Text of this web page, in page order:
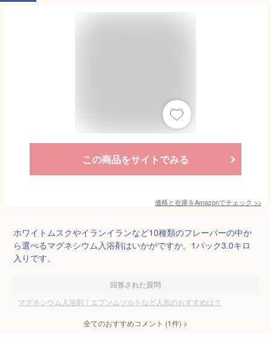
この商品をサイトでみる
価格と在庫をAmazonでチェック >>
ホワイトムスクやイランイランなど10種類のフレーバーの中か
ら選べるマグネシウム入浴剤はいかがですか。1パック3.0キロ
入りです。
回答された質問
マグネシウム入浴剤｜エプソムソルトなど人気のおすすめは？
全てのおすすめコメント (1件) >